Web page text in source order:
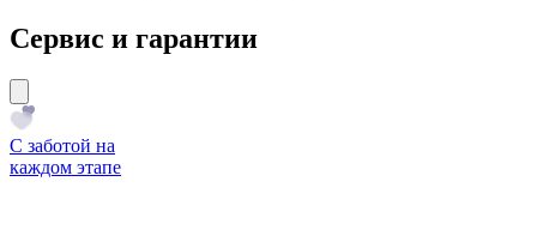
Сервис и гарантии
С заботой на
каждом этапе